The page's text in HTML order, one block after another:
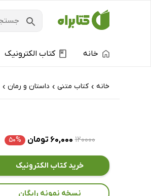
خانه کتاب الکترونیک
خانه › کتاب‌ متنی › داستان و رمان ›
۱۲۰۰۰۰ ۶۰,۰۰۰ تومان ۵۰%
خرید کتاب الکترونیک
نسخه نمونه رایگان